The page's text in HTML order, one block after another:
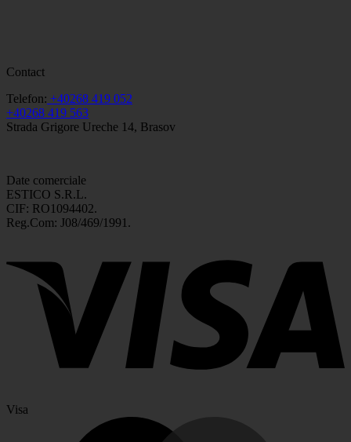
Contact
Telefon: +40268 419 052
+40268 419 563
Strada Grigore Ureche 14, Brasov
Date comerciale
ESTICO S.R.L.
CIF: RO1094402.
Reg.Com: J08/469/1991.
Visa